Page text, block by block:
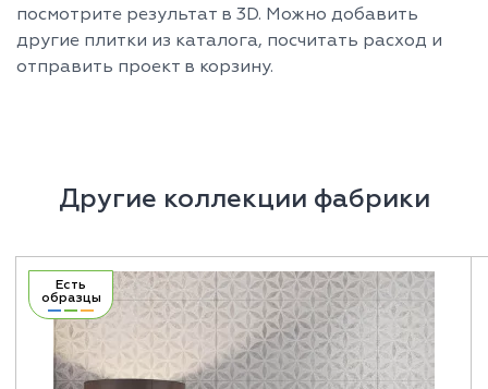
посмотрите результат в 3D. Можно добавить
другие плитки из каталога, посчитать расход и
отправить проект в корзину.
Другие коллекции фабрики
Есть
образцы